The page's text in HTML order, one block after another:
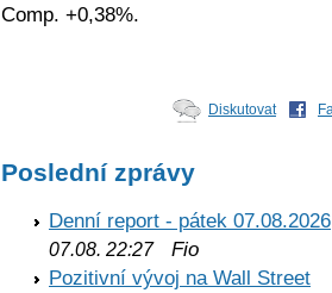
Comp. +0,38%.
Diskutovat
Poslední zprávy
Denní report - pátek 07.08.2026
07.08. 22:27Fio
Pozitivní vývoj na Wall Street